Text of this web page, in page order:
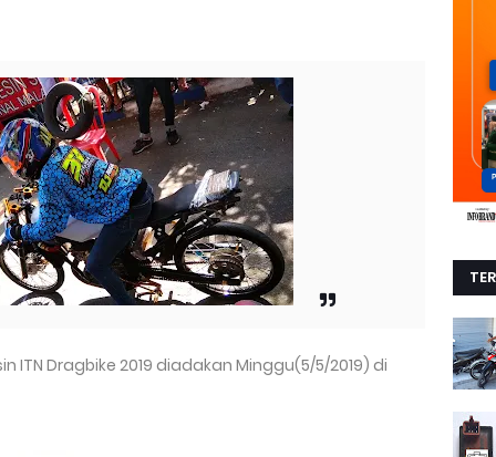
ITN Dragbike 2019 diadakan Minggu(5/5/2019) di